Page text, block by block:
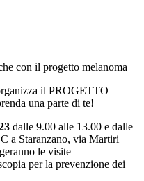
con il progetto melanoma
il PROGETTO
una parte di te!
dalle 9.00 alle 13.00 e dalle
a Staranzano, via Martiri
le visite
per la prevenzione dei